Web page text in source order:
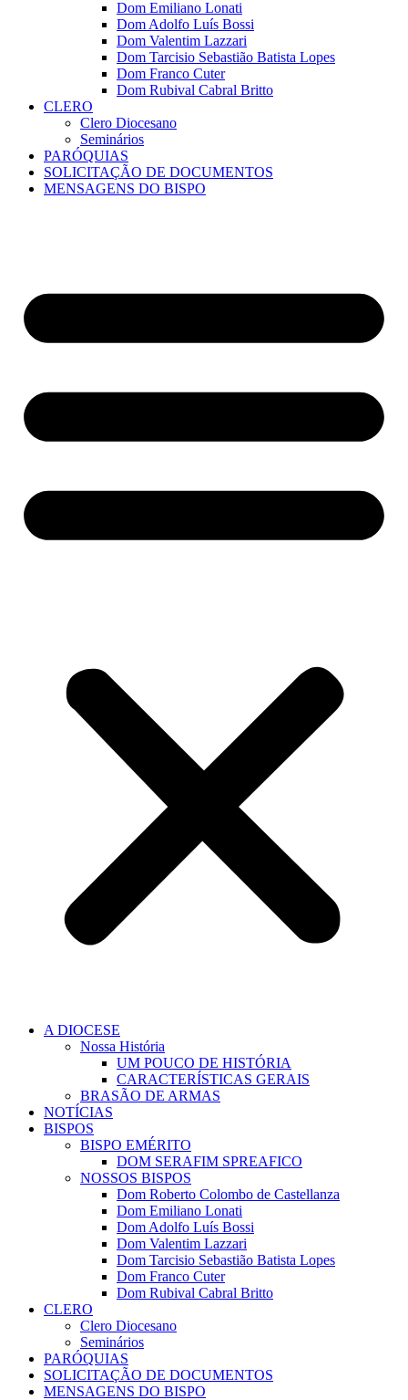
Dom Emiliano Lonati
Dom Adolfo Luís Bossi
Dom Valentim Lazzari
Dom Tarcisio Sebastião Batista Lopes
Dom Franco Cuter
Dom Rubival Cabral Britto
CLERO
Clero Diocesano
Seminários
PARÓQUIAS
SOLICITAÇÃO DE DOCUMENTOS
MENSAGENS DO BISPO
A DIOCESE
Nossa História
UM POUCO DE HISTÓRIA
CARACTERÍSTICAS GERAIS
BRASÃO DE ARMAS
NOTÍCIAS
BISPOS
BISPO EMÉRITO
DOM SERAFIM SPREAFICO
NOSSOS BISPOS
Dom Roberto Colombo de Castellanza
Dom Emiliano Lonati
Dom Adolfo Luís Bossi
Dom Valentim Lazzari
Dom Tarcisio Sebastião Batista Lopes
Dom Franco Cuter
Dom Rubival Cabral Britto
CLERO
Clero Diocesano
Seminários
PARÓQUIAS
SOLICITAÇÃO DE DOCUMENTOS
MENSAGENS DO BISPO